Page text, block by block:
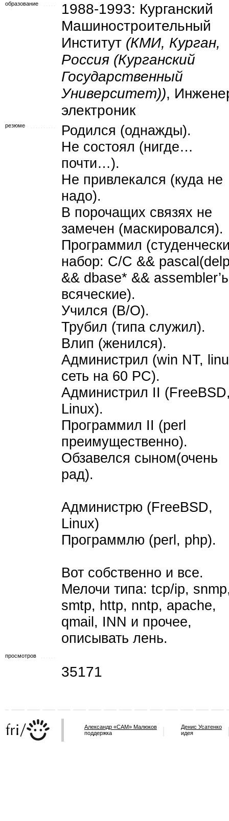
образование
1988-1993: Курганский
Машиностроительный
Институт (КМИ, Курган,
Россия (Курганский
Государственный
Университет)),
электроник
резюме
Родился (однажды).
Не состоял (нигде…
почти…).
Не привлекался (куда не
надо).
В порочащих связях не
замечен (маскировался).
Программил
набор: С/C &&
&& dbase* &&
всяческие).
Учился (В/О).
Трубил (типа служил).
Влип (женился).
Администрил (win NT,
сеть на 60 PС).
Администрил II
Linux).
Программил II (perl
преимущественно).
Обзавелся сыном(очень
рад).
Администрю (FreeBSD,
Linux)
Программлю (perl, php).
Вот собственно и все.
Мелочи типа: tcp/ip,
smtp, http, nntp, apache,
qmail, INN и прочее,
описывать лень.
просмотров
35171
Александр «САМ» Малюков
поддержка
Денис Усатенко
идея